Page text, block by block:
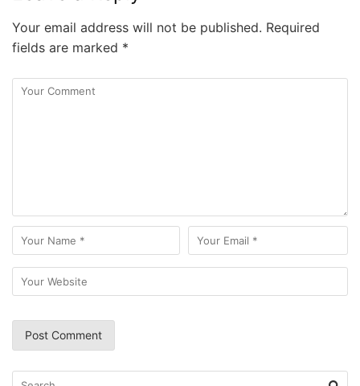
Your email address will not be published. Required
fields are marked *
Search